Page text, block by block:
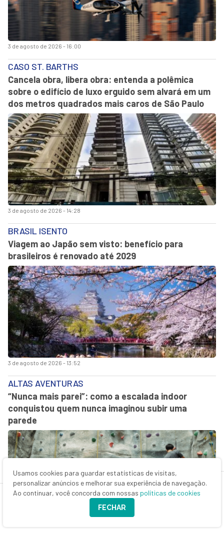
3 de agosto de 2026 - 16:00
3 de agosto de 2026 - 14:28
CASO ST. BARTHS
Cancela obra, libera obra: entenda a polêmica
sobre o edifício de luxo erguido sem alvará em um
dos metros quadrados mais caros de São Paulo
3 de agosto de 2026 - 13:52
BRASIL ISENTO
Viagem ao Japão sem visto: benefício para
brasileiros é renovado até 2029
ALTAS AVENTURAS
“Nunca mais parei”: como a escalada indoor
conquistou quem nunca imaginou subir uma
parede
Usamos cookies para guardar estatísticas de visitas,
personalizar anúncios e melhorar sua experiência de navegação.
Ao continuar, você concorda com nossas políticas de cookies
FECHAR